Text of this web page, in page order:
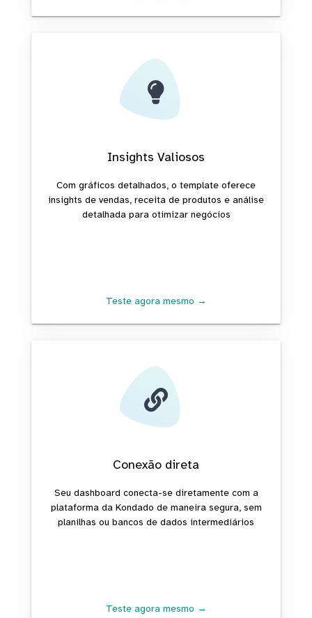
Insights Valiosos
Com gráficos detalhados, o template oferece
insights de vendas, receita de produtos e análise
detalhada para otimizar negócios
Teste agora mesmo →
Conexão direta
Seu dashboard conecta-se diretamente com a
plataforma da Kondado de maneira segura, sem
planilhas ou bancos de dados intermediários
Teste agora mesmo →